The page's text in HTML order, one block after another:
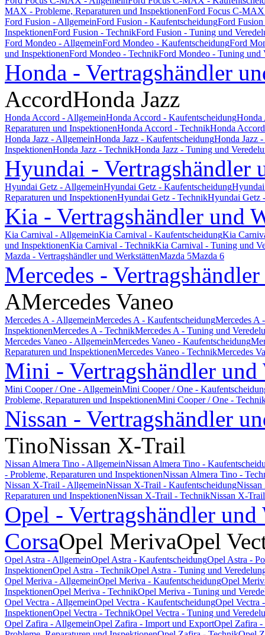
MAX - Probleme, Reparaturen und InspektionenFord Focus C-
Ford Fusion - AllgemeinFord Fusion - KaufentscheidungFord
InspektionenFord Fusion - TechnikFord Fusion - Tuning und
Ford Mondeo - AllgemeinFord Mondeo - KaufentscheidungFord
und InspektionenFord Mondeo - TechnikFord Mondeo - Tuning und
Honda - Vertragshändler
AccordHonda Jazz
Honda Accord - AllgemeinHonda Accord - KaufentscheidungHonda
Reparaturen und InspektionenHonda Accord - TechnikHonda
Honda Jazz - AllgemeinHonda Jazz - KaufentscheidungHonda Jazz
InspektionenHonda Jazz - TechnikHonda Jazz - Tuning und
Hyundai - Vertragshändler
Hyundai Getz - AllgemeinHyundai Getz - Kaufentscheidung
Reparaturen und InspektionenHyundai Getz - TechnikHyundai Getz
Kia - Vertragshändler und
Kia Carnival - AllgemeinKia Carnival - KaufentscheidungKia
und InspektionenKia Carnival - TechnikKia Carnival - Tuning und
Mazda - Vertragshändler und WerkstättenMazda 5Mazda 6
Mercedes -
AMercedes Vaneo
Mercedes A - AllgemeinMercedes A - KaufentscheidungMercedes A
InspektionenMercedes A - TechnikMercedes A - Tuning und
Mercedes Vaneo - AllgemeinMercedes Vaneo - Kaufentscheidung
Reparaturen und InspektionenMercedes Vaneo - TechnikMercedes
Mini - Vertragshändler und
Mini Cooper / One - AllgemeinMini Cooper / One -
Probleme, Reparaturen und InspektionenMini Cooper / One -
Nissan - Vertragshändler
TinoNissan X-Trail
Nissan Almera Tino - AllgemeinNissan Almera Tino -
- Probleme, Reparaturen und InspektionenNissan Almera Tino -
Nissan X-Trail - AllgemeinNissan X-Trail - KaufentscheidungNissan
Reparaturen und InspektionenNissan X-Trail - TechnikNissan X-
Opel - Vertragshändler und
CorsaOpel MerivaOpel
Opel Astra - AllgemeinOpel Astra - KaufentscheidungOpel Astra -
InspektionenOpel Astra - TechnikOpel Astra - Tuning und
Opel Meriva - AllgemeinOpel Meriva - KaufentscheidungOpel
InspektionenOpel Meriva - TechnikOpel Meriva - Tuning und
Opel Vectra - AllgemeinOpel Vectra - KaufentscheidungOpel Vectra
InspektionenOpel Vectra - TechnikOpel Vectra - Tuning und
Opel Zafira - AllgemeinOpel Zafira - Import und ExportOpel Zafira -